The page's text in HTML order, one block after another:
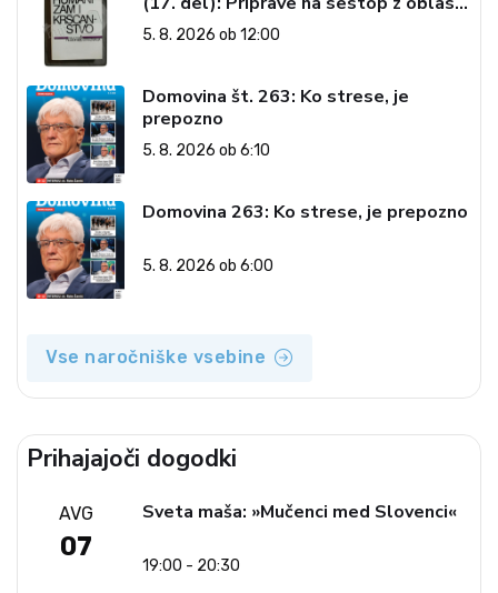
– dvorska opozicija 6: Gramsci na delu:
Revija 2000 in revolucionarna
5. 8. 2026 ob 12:00
Domovina št. 263: Ko strese, je
prepozno
5. 8. 2026 ob 6:10
Domovina 263: Ko strese, je prepozno
5. 8. 2026 ob 6:00
Vse naročniške vsebine
Prihajajoči dogodki
AVG
07
Sveta maša: »Mučenci med Slovenci«
19:00 - 20:30